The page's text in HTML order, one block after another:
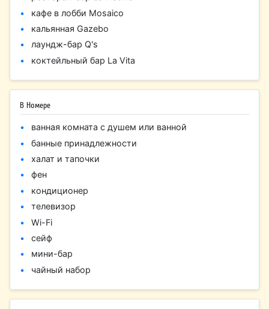
кафе в лобби Mosaico
кальянная Gazebo
лаундж-бар Q's
коктейльный бар La Vita
В Номере
ванная комната с душем или ванной
банные принадлежности
халат и тапочки
фен
кондиционер
телевизор
Wi-Fi
сейф
мини-бар
чайный набор